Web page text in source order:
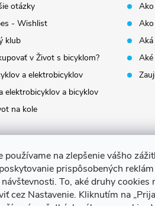
používame na zlepšenie vášho
prispôsobených
To, aké druhy cookies
cez Nastavenie. Kliknutím na
otázky
- Wishlist
klub
v Život s bicyklom?
a elektrobicyklov
elektrobicyklov a bicyklov
na kole